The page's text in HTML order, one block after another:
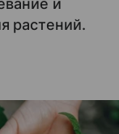
и
растений.